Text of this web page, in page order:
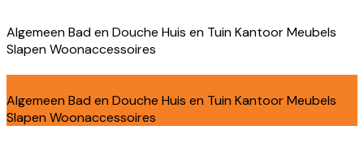
AlgemeenBad en Douche Huis en TuinKantoorMeubels
SlapenWoonaccessoires
Algemeen Bad en Douche Huis en Tuin KantoorMeubels
Slapen Woonaccessoires